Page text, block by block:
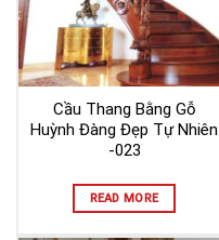
Cầu Thang Bằng Gỗ
Huỳnh Đàng Đẹp Tự Nhiên
-023
READ MORE